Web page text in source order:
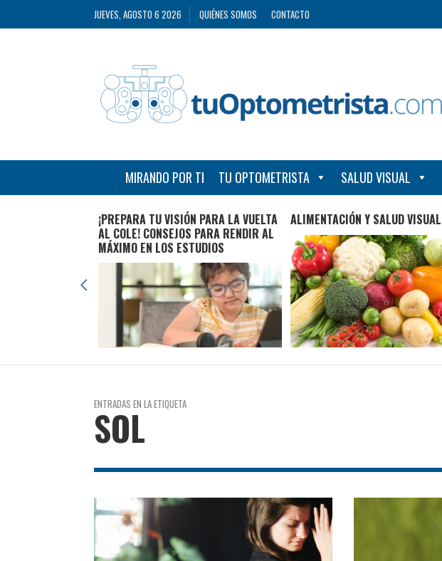
JUEVES, AGOSTO 6 2026 QUIÉNES SOMOS CONTACTO
MIRANDO POR TI TU OPTOMETRISTA SALUD VISUAL
¡PREPARA TU VISIÓN PARA LA VUELTA
AL COLE! CONSEJOS PARA RENDIR AL
MÁXIMO EN LOS ESTUDIOS
ALIMENTACIÓN Y SALUD VISUAL
ENTRADAS EN LA ETIQUETA
SOL